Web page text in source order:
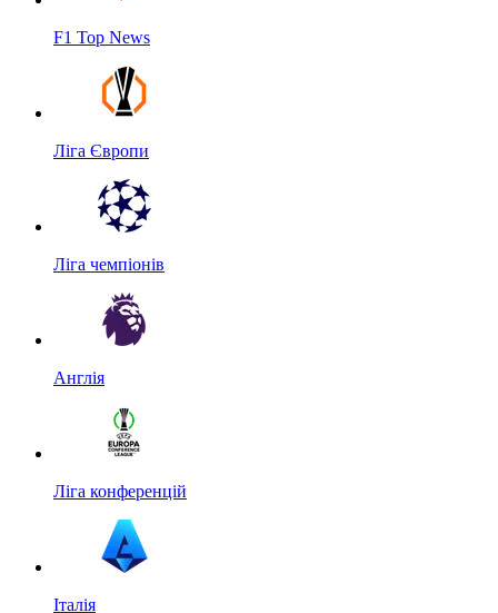
F1 Top News
Ліга Європи
Ліга чемпіонів
Англія
Ліга конференцій
Італія